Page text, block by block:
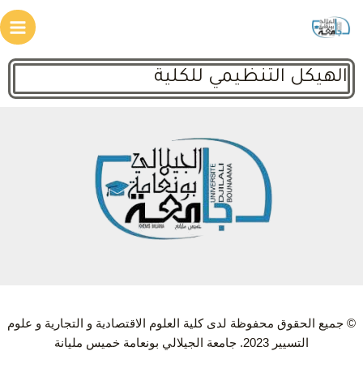
الهيكل التنظيمي للكلية
© جميع الحقوق محفوظة لدى كلية العلوم الاقتصادية و التجارية و علوم
التسيير 2023. جامعة الجيلالي بونعامة خميس مليانة